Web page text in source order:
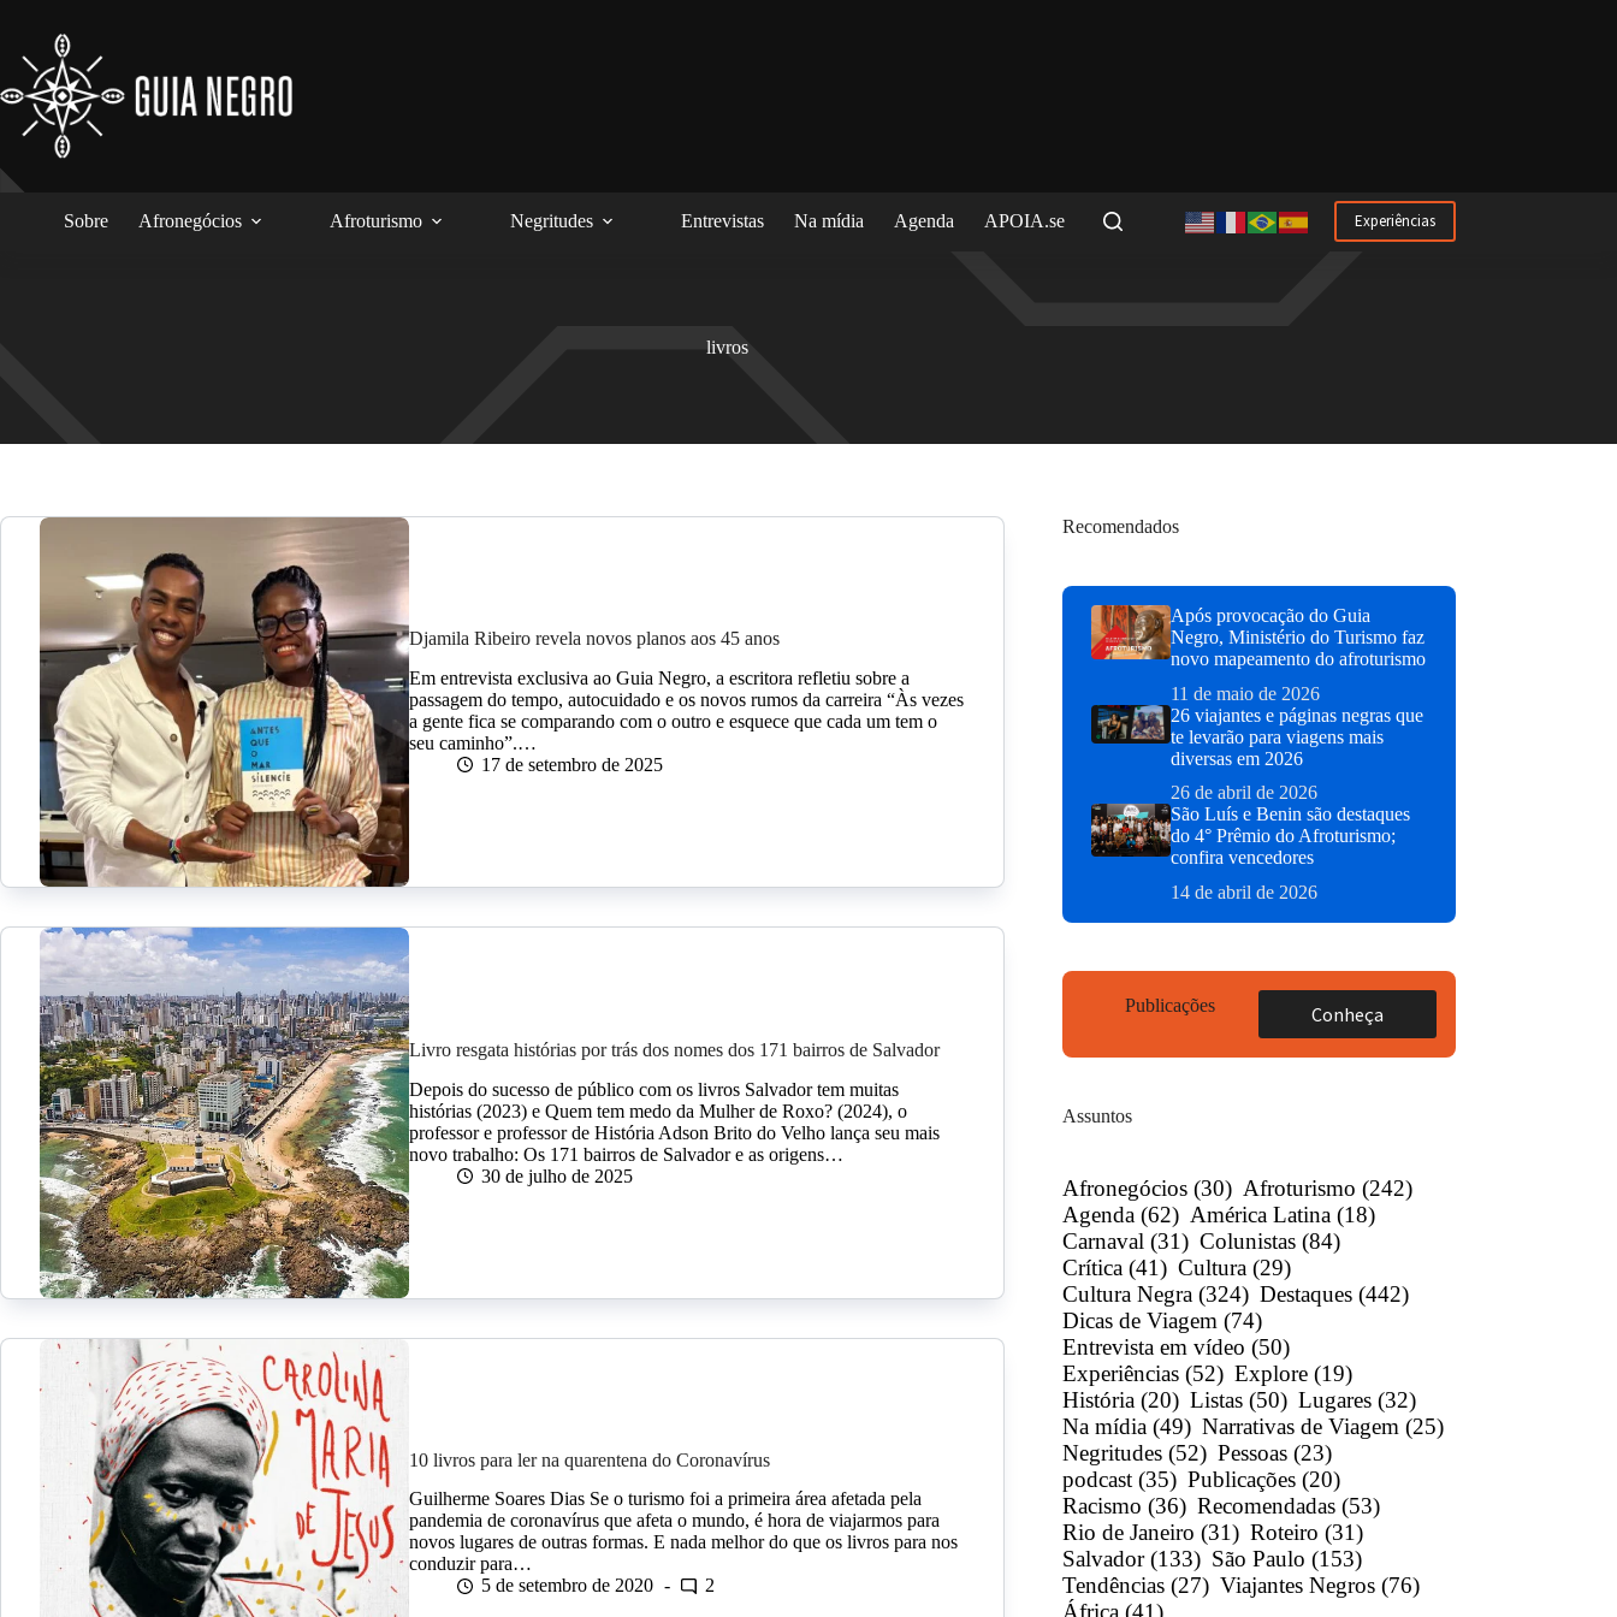
conteúdo
Sobre Afronegócios Afroturismo Negritudes Entrevistas Na mídia Agenda APOIA.se Experiências
livros
Djamila Ribeiro revela novos planos aos 45 anos
Em entrevista exclusiva ao Guia Negro, a escritora refletiu sobre a
passagem do tempo, autocuidado e os novos rumos da carreira “Às vezes
a gente fica se comparando com o outro e esquece que cada um tem o
seu caminho”.…
17 de setembro de 2025
Livro resgata histórias por trás dos nomes dos 171 bairros de Salvador
Depois do sucesso de público com os livros Salvador tem muitas
histórias (2023) e Quem tem medo da Mulher de Roxo? (2024), o
professor e professor de História Adson Brito do Velho lança seu mais
novo trabalho: Os 171 bairros de Salvador e as origens…
30 de julho de 2025
10 livros para ler na quarentena do Coronavírus
Guilherme Soares Dias Se o turismo foi a primeira área afetada pela
pandemia de coronavírus que afeta o mundo, é hora de viajarmos para
novos lugares de outras formas. E nada melhor do que os livros para nos
conduzir para…
5 de setembro de 2020
2
Recomendados
Após provocação do Guia
Negro, Ministério do Turismo faz
novo mapeamento do afroturismo
11 de maio de 2026
26 viajantes e páginas negras que
te levarão para viagens mais
diversas em 2026
26 de abril de 2026
São Luís e Benin são destaques
do 4° Prêmio do Afroturismo;
confira vencedores
14 de abril de 2026
Publicações Conheça
Assuntos
Afronegócios (30) Afroturismo (242)
Agenda (62) América Latina (18)
Carnaval (31) Colunistas (84)
Crítica (41) Cultura (29)
Cultura Negra (324) Destaques (442)
Dicas de Viagem (74)
Entrevista em vídeo (50)
Experiências (52) Explore (19)
História (20) Listas (50) Lugares (32)
Na mídia (49) Narrativas de Viagem (25)
Negritudes (52) Pessoas (23)
podcast (35) Publicações (20)
Racismo (36) Recomendadas (53)
Rio de Janeiro (31) Roteiro (31)
Salvador (133) São Paulo (153)
Tendências (27) Viajantes Negros (76)
África (41)